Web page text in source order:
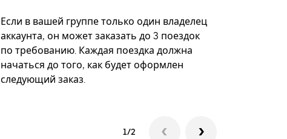
Если в вашей группе только один владелец
аккаунта, он может заказать до 3 поездок
по требованию. Каждая поездка должна
начаться до того, как будет оформлен
следующий заказ.
1/2